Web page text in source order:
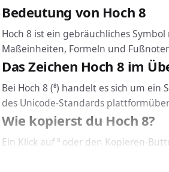
Bedeutung von Hoch 8
Hoch 8 ist ein gebräuchliches
Maßeinheiten, Formeln und
Das Zeichen Hoch 8 im
Bei Hoch 8 (⁸) handelt es sich um
des Unicode-Standards
Wie kopierst du Hoch 8?
Ein Klick auf ⁸ oder den Kopieren-